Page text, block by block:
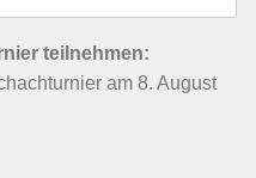
teilnehmen:
am 8. August